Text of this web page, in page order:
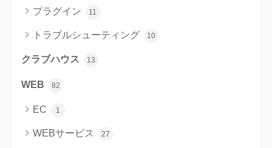
プラグイン 11
トラブルシューティング 10
クラブハウス 13
WEB 82
EC 1
WEBサービス 27